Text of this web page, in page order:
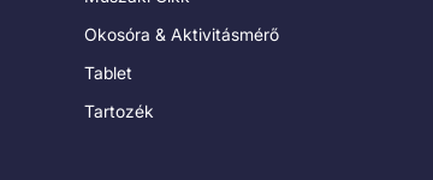
Okosóra & Aktivitásmérő
Tablet
Tartozék